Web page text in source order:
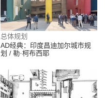
总体规划
AD经典：印度昌迪加尔城市规
划 / 勒·柯布西耶